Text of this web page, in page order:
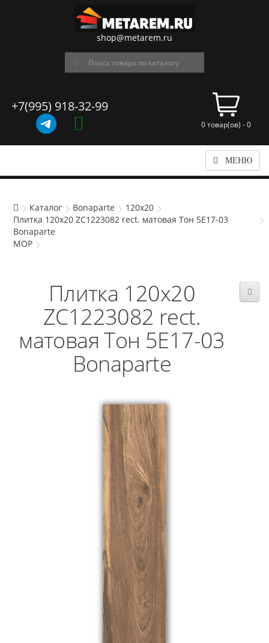
shop@metarem.ru
+7(995) 918-32-99
0 товар(ов) - 0
МЕНЮ
Каталог Bonaparte
120x20
Плитка 120x20 ZC1223082 rect. матовая Тон 5Е17-03
Bonaparte
MOP
Плитка 120x20
ZC1223082 rect.
матовая Тон 5Е17-03
Bonaparte